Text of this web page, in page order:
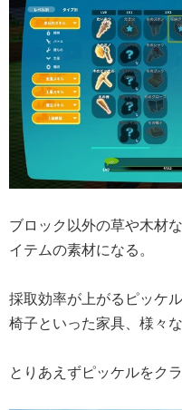
ブロック以外の草や木材
イテムの素材になる。
採取効率が上がるピッケ
椅子といった家具、様々
とりあえずピッケルをク